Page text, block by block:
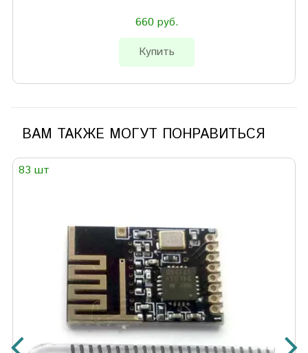
660 руб.
Купить
ВАМ ТАКЖЕ МОГУТ ПОНРАВИТЬСЯ
83 шт